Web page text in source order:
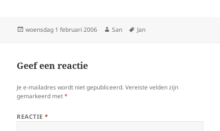
Geplaatst
woensdag 1 februari 2006 Auteur
San Tags
Jan
Geef een reactie
Je e-mailadres wordt niet gepubliceerd. Vereiste velden zijn
gemarkeerd met*
REACTIE*